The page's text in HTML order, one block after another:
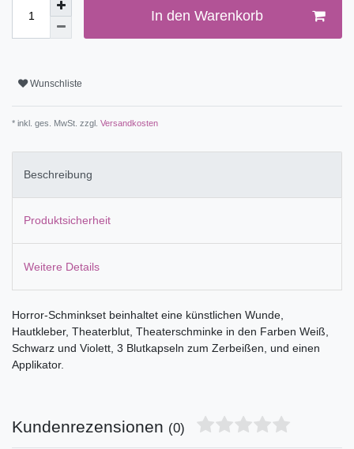
In den Warenkorb
Wunschliste
* inkl. ges. MwSt. zzgl. Versandkosten
Beschreibung
Produktsicherheit
Weitere Details
Horror-Schminkset beinhaltet eine künstlichen Wunde,
Hautkleber, Theaterblut, Theaterschminke in den Farben Weiß,
Schwarz und Violett, 3 Blutkapseln zum Zerbeißen, und einen
Applikator.
Kundenrezensionen (0)